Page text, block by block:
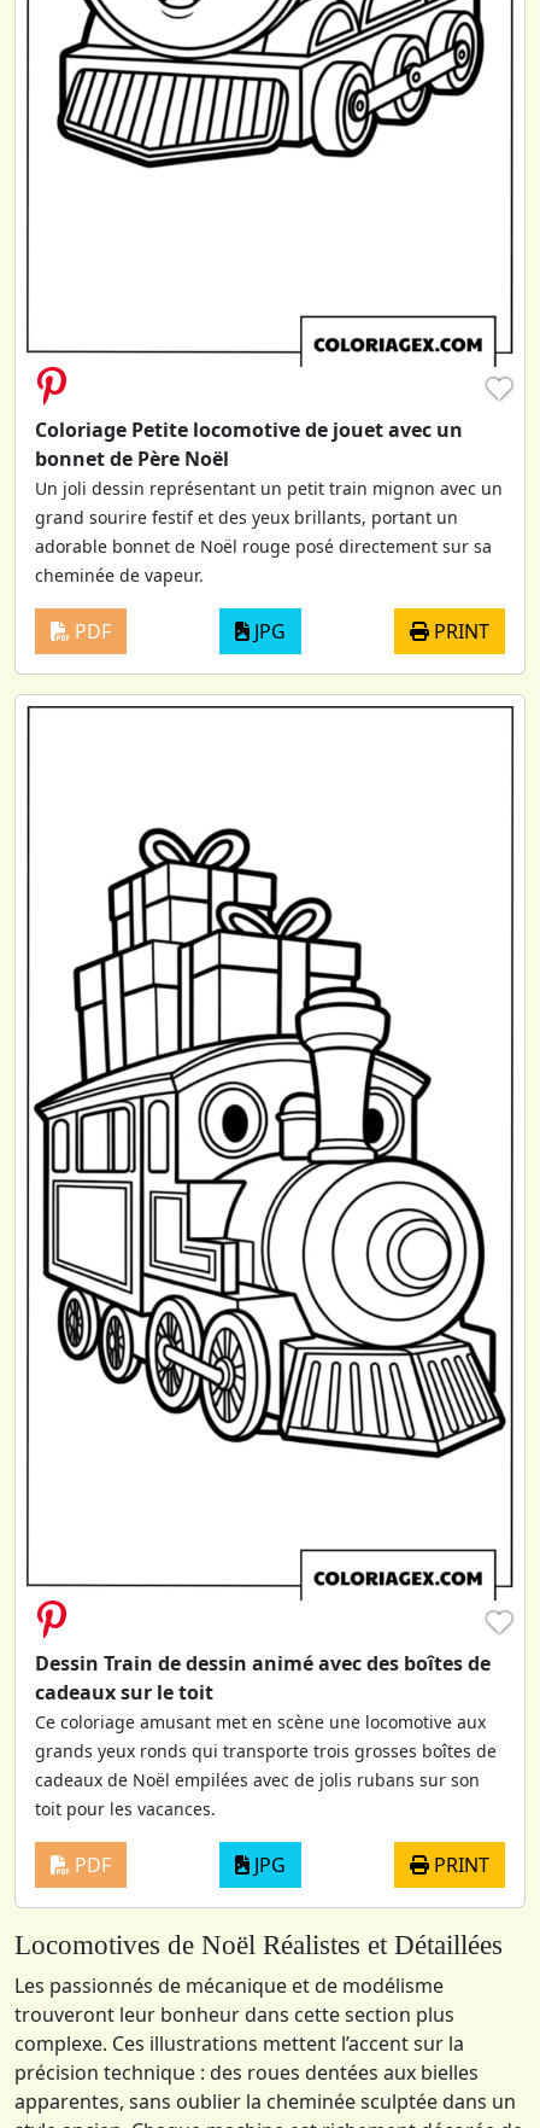
♥
Coloriage Petite locomotive de jouet avec un
bonnet de Père Noël
Un joli dessin représentant un petit train mignon avec un
grand sourire festif et des yeux brillants, portant un
adorable bonnet de Noël rouge posé directement sur sa
cheminée de vapeur.
PDF JPG PRINT
♥
Dessin Train de dessin animé avec des boîtes de
cadeaux sur le toit
Ce coloriage amusant met en scène une locomotive aux
grands yeux ronds qui transporte trois grosses boîtes de
cadeaux de Noël empilées avec de jolis rubans sur son
toit pour les vacances.
PDF JPG PRINT
Locomotives de Noël Réalistes et Détaillées
Les passionnés de mécanique et de modélisme
trouveront leur bonheur dans cette section plus
complexe. Ces illustrations mettent l’accent sur la
précision technique : des roues dentées aux bielles
apparentes, sans oublier la cheminée sculptée dans un